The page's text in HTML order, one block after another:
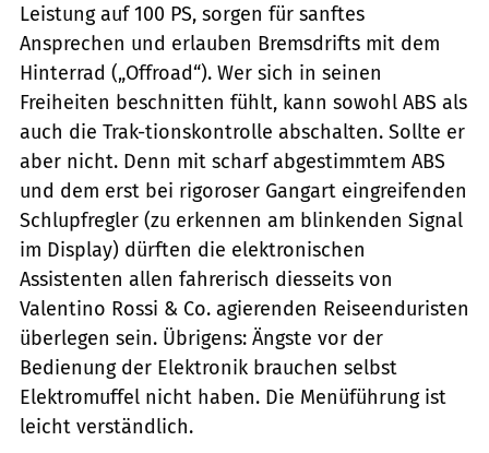
Leistung auf 100 PS, sorgen für sanftes
Ansprechen und erlauben Bremsdrifts mit dem
Hinterrad („Offroad“). Wer sich in seinen
Freiheiten beschnitten fühlt, kann sowohl ABS als
auch die Trak-tionskontrolle abschalten. Sollte er
aber nicht. Denn mit scharf abgestimmtem ABS
und dem erst bei rigoroser Gangart eingreifenden
Schlupfregler (zu erkennen am blinkenden Signal
im Display) dürften die elektronischen
Assistenten allen fahrerisch diesseits von
Valentino Rossi & Co. agierenden Reiseenduristen
überlegen sein. Übrigens: Ängste vor der
Bedienung der Elektronik brauchen selbst
Elektromuffel nicht haben. Die Menüführung ist
leicht verständlich.